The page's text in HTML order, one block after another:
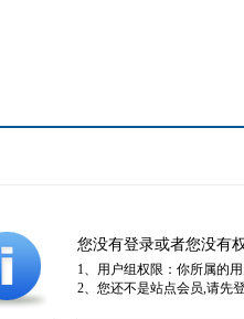
您没有登录或者您没有
1、用户组权限：你所属的
2、您还不是站点会员,请先